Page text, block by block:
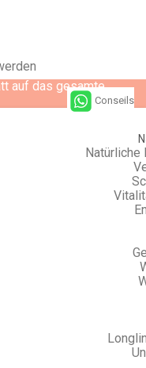
auf das gesamte
Natürliche
Conseils